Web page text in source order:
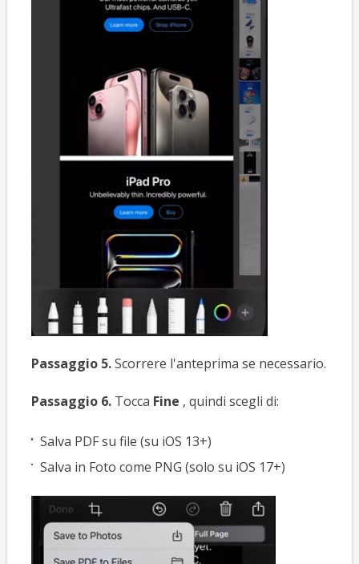
Passaggio 5.Scorrere l'anteprima se necessario.
Passaggio 6.Tocca Fine , quindi scegli di:
Salva PDF su file (su iOS 13+)
Salva in Foto come PNG (solo su iOS 17+)